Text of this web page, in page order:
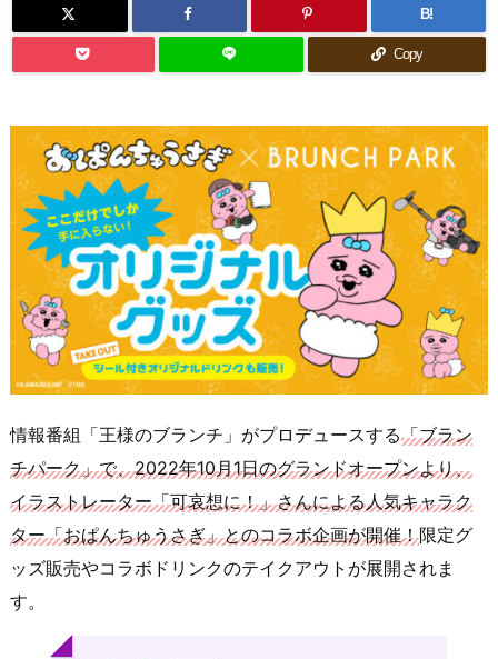
B!
Copy
情報番組「王様のブランチ」がプロデュースする「ブラン
チパーク」で、2022年10月1日のグランドオープンより、
イラストレーター「可哀想に！」さんによる人気キャラク
ター「おぱんちゅうさぎ」とのコラボ企画が開催！限定グ
ッズ販売やコラボドリンクのテイクアウトが展開されま
す。